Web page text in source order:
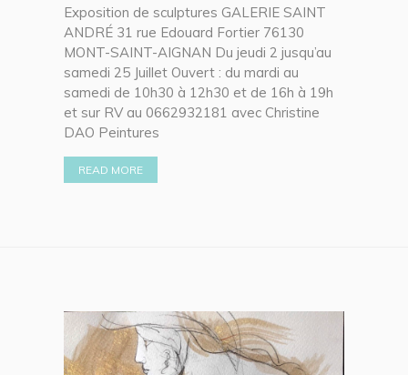
Exposition de sculptures GALERIE SAINT
ANDRÉ 31 rue Edouard Fortier 76130
MONT-SAINT-AIGNAN Du jeudi 2 jusqu’au
samedi 25 Juillet Ouvert : du mardi au
samedi de 10h30 à 12h30 et de 16h à 19h
et sur RV au 0662932181 avec Christine
DAO Peintures
READ MORE